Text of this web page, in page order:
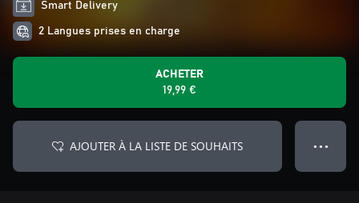
Smart Delivery
2 Langues prises en charge
ACHETER
19,99 €
AJOUTER À LA LISTE DE SOUHAITS ● ● ●